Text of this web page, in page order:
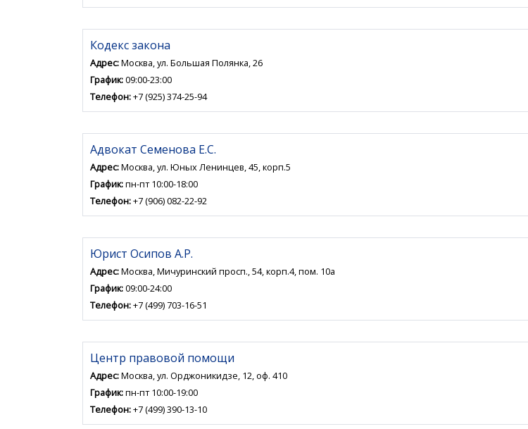
Кодекс закона
Адрес:Москва, ул. Большая Полянка, 26
График:09:00-23:00
Телефон:+7 (925) 374-25-94
Адвокат Семенова Е.С.
Адрес:Москва, ул. Юных Ленинцев, 45, корп.5
График:пн-пт 10:00-18:00
Телефон:+7 (906) 082-22-92
Юрист Осипов А.Р.
Адрес:Москва, Мичуринский просп., 54, корп.4, пом. 10а
График:09:00-24:00
Телефон:+7 (499) 703-16-51
Центр правовой помощи
Адрес:Москва, ул. Орджоникидзе, 12, оф. 410
График:пн-пт 10:00-19:00
Телефон:+7 (499) 390-13-10